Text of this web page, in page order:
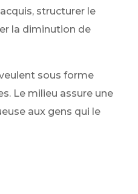
structurer le
la diminution de
sous forme
Le milieu assure une
aux gens qui le